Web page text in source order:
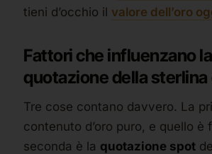
tieni d’occhio il valore dell’oro
Fattori che influenzano la
quotazione della sterlina
Tre cose contano davvero. La
contenuto d’oro puro, e quello è
seconda è la quotazione spot